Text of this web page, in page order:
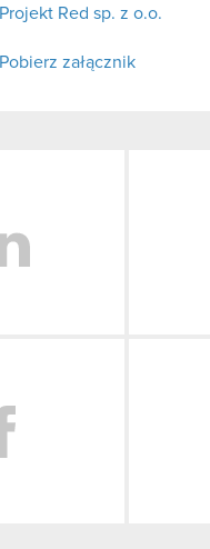
Projekt Red sp. z o.o.
Pobierz załącznik